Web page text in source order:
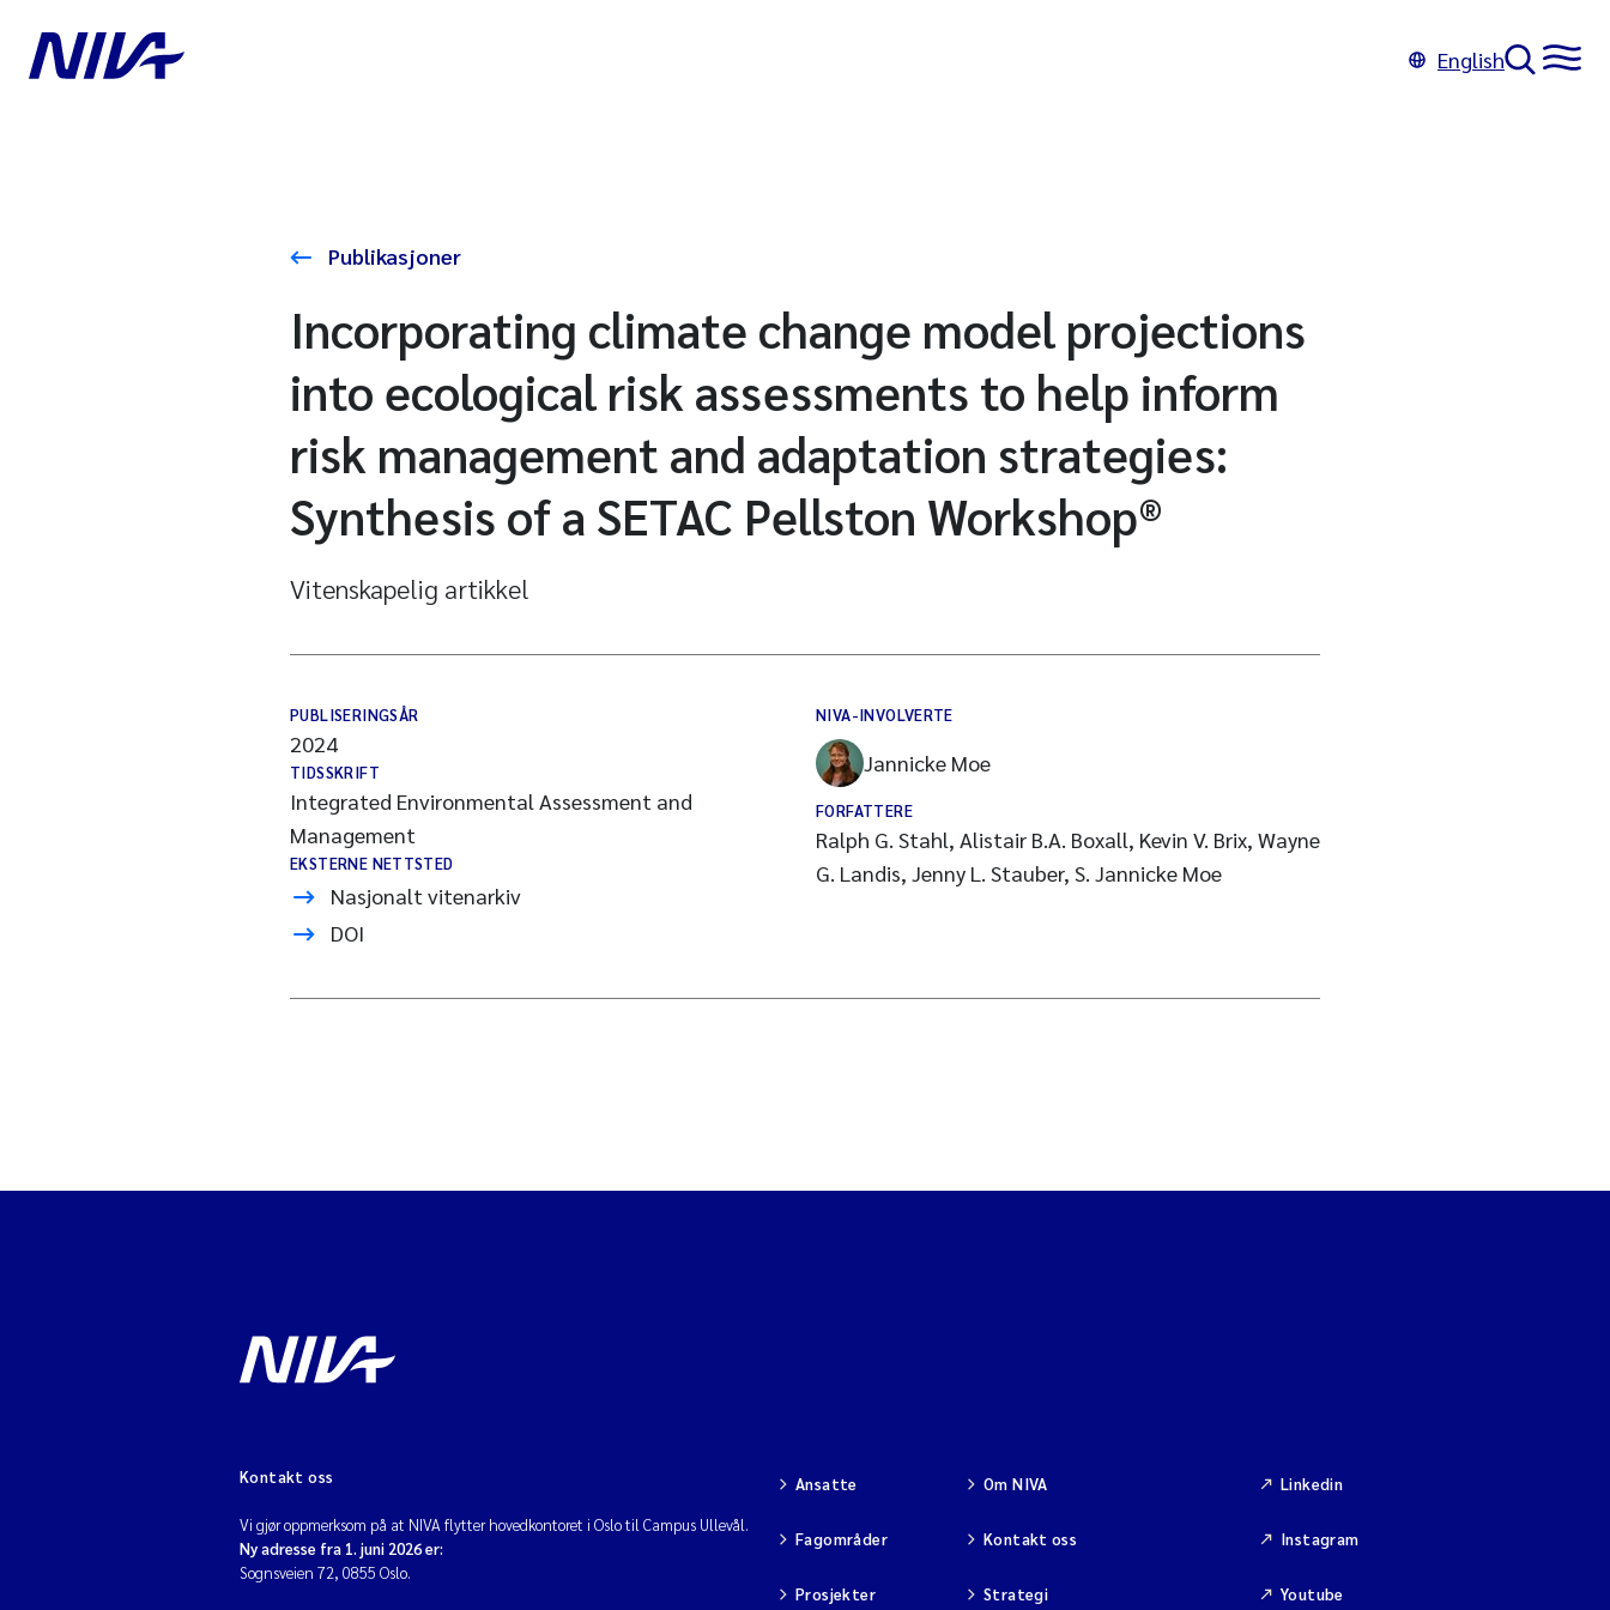
English
Publikasjoner
Incorporating climate change model projections
into ecological risk assessments to help inform
risk management and adaptation strategies:
Synthesis of a SETAC Pellston Workshop®
Vitenskapelig artikkel
PUBLISERINGSÅR
2024
TIDSSKRIFT
Integrated Environmental Assessment and
Management
EKSTERNE NETTSTED
Nasjonalt vitenarkiv
DOI
NIVA-INVOLVERTE
Jannicke Moe
FORFATTERE
Ralph G. Stahl, Alistair B.A. Boxall, Kevin V. Brix, Wayne
G. Landis, Jenny L. Stauber, S. Jannicke Moe
Kontakt oss
Vi gjør oppmerksom på at NIVA flytter hovedkontoret i Oslo til Campus Ullevål.
Ny adresse fra 1. juni 2026 er:
Sognsveien 72, 0855 Oslo.
Ansatte
Fagområder
Prosjekter
Om NIVA
Kontakt oss
Strategi
Linkedin
Instagram
Youtube